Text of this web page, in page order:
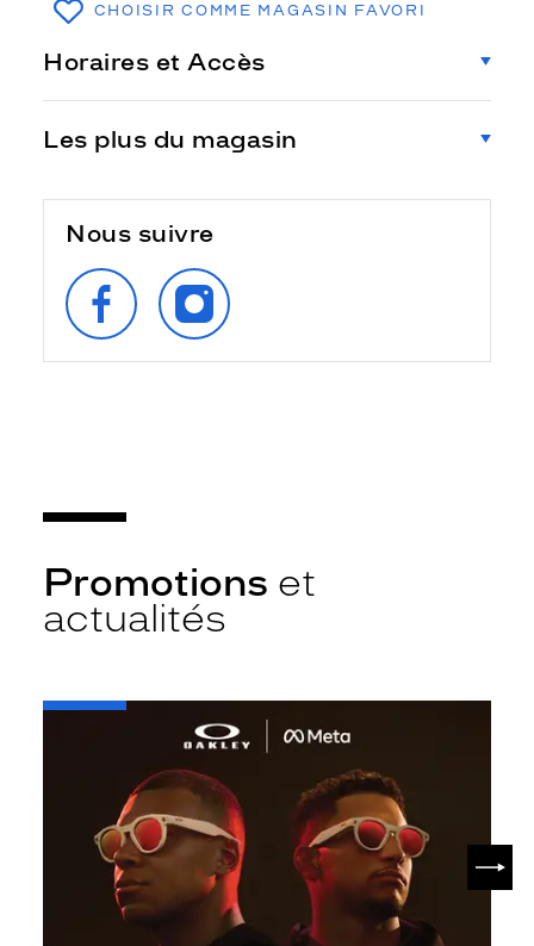
CHOISIR COMME MAGASIN FAVORI
Horaires et Accès
Les plus du magasin
Nous suivre
SUIVEZ‑NOUS
SUR
FACEBOOK
SUIVEZ‑NOUS
SUR
INSTAGRAM
Promotions et
actualités
-